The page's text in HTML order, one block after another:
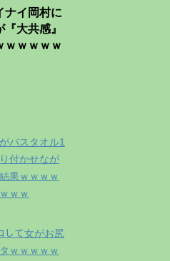
ナイ岡村に
大共感』
ｗｗｗｗｗ
バスタオル1
付かせなが
果ｗｗｗｗ
ｗｗ
して女がお尻
ｗｗｗｗｗ